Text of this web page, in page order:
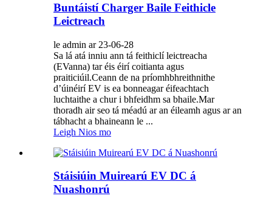
Buntáistí Charger Baile Feithicle
Leictreach
le admin ar 23-06-28
Sa lá atá inniu ann tá feithiclí leictreacha
(EVanna) tar éis éirí coitianta agus
praiticiúil.Ceann de na príomhbhreithnithe
d’úinéirí EV is ea bonneagar éifeachtach
luchtaithe a chur i bhfeidhm sa bhaile.Mar
thoradh air seo tá méadú ar an éileamh agus ar an
tábhacht a bhaineann le ...
Leigh Nios mo
Stáisiúin Muirearú EV DC á
Nuashonrú